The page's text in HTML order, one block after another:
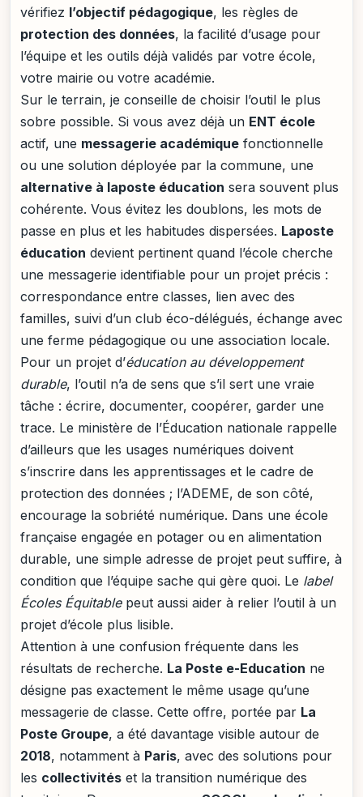
vérifiez l’objectif pédagogique, les règles de
protection des données, la facilité d’usage pour
l’équipe et les outils déjà validés par votre école,
votre mairie ou votre académie.
Sur le terrain, je conseille de choisir l’outil le plus
sobre possible. Si vous avez déjà un ENT école
actif, une messagerie académique fonctionnelle
ou une solution déployée par la commune, une
alternative à laposte éducation sera souvent plus
cohérente. Vous évitez les doublons, les mots de
passe en plus et les habitudes dispersées. Laposte
éducation devient pertinent quand l’école cherche
une messagerie identifiable pour un projet précis :
correspondance entre classes, lien avec des
familles, suivi d’un club éco-délégués, échange avec
une ferme pédagogique ou une association locale.
Pour un projet d’éducation au développement
durable, l’outil n’a de sens que s’il sert une vraie
tâche : écrire, documenter, coopérer, garder une
trace. Le ministère de l’Éducation nationale rappelle
d’ailleurs que les usages numériques doivent
s’inscrire dans les apprentissages et le cadre de
protection des données ; l’ADEME, de son côté,
encourage la sobriété numérique. Dans une école
française engagée en potager ou en alimentation
durable, une simple adresse de projet peut suffire, à
condition que l’équipe sache qui gère quoi. Le label
Écoles Équitablepeut aussi aider à relier l’outil à un
projet d’école plus lisible.
Attention à une confusion fréquente dans les
résultats de recherche. La Poste e-Education ne
désigne pas exactement le même usage qu’une
messagerie de classe. Cette offre, portée par La
Poste Groupe, a été davantage visible autour de
2018, notamment à Paris, avec des solutions pour
les collectivités et la transition numérique des